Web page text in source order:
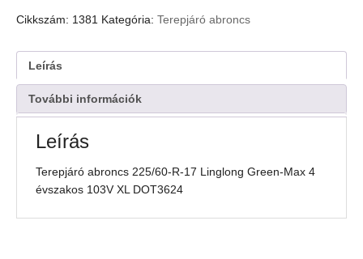
Cikkszám: 1381 Kategória: Terepjáró abroncs
Leírás
További információk
Leírás
Terepjáró abroncs 225/60-R-17 Linglong Green-Max 4
évszakos 103V XL DOT3624